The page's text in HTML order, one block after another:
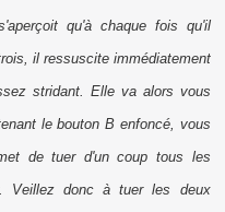
qu'à chaque fois qu'il
il ressuscite immédiatement
stridant. Elle va alors vous
le bouton B enfoncé, vous
de tuer d'un coup tous les
Veillez donc à tuer les deux